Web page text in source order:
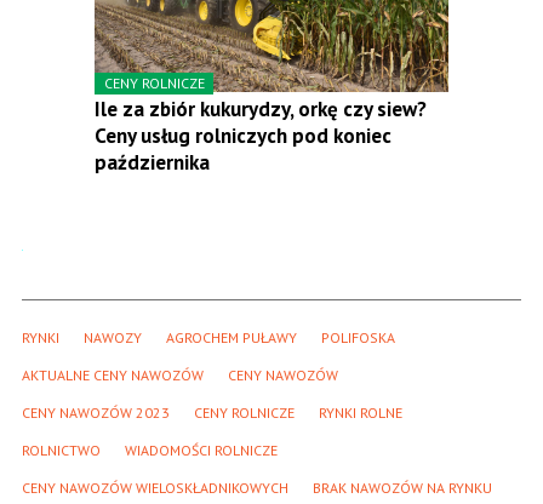
CENY ROLNICZE
Ile za zbiór kukurydzy, orkę czy siew?
Ceny usług rolniczych pod koniec
października
RYNKI NAWOZY AGROCHEM PUŁAWY POLIFOSKA
AKTUALNE CENY NAWOZÓW CENY NAWOZÓW
CENY NAWOZÓW 2023 CENY ROLNICZE RYNKI ROLNE
ROLNICTWO WIADOMOŚCI ROLNICZE
CENY NAWOZÓW WIELOSKŁADNIKOWYCH BRAK NAWOZÓW NA RYNKU